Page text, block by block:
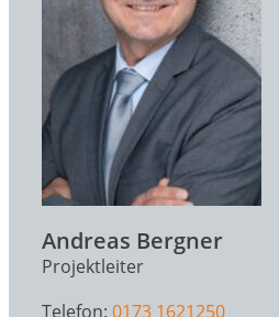
Andreas Bergner
Projektleiter
Telefon: 0173 1621250